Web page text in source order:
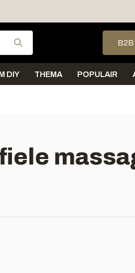
en BE
Gebruik de pijltjes op en
B2B
DIY THEMA POPULAIR